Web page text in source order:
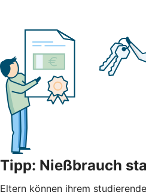
Tipp: Nießbrauch
Eltern können ihrem